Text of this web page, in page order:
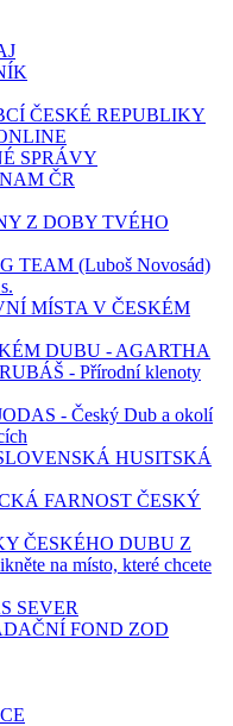
ČESKÉ REPUBLIKY
SPRÁVY
ČR
Z DOBY TVÉHO
TEAM (Luboš Novosád)
MÍSTA V ČESKÉM
DUBU - AGARTHA
- Přírodní klenoty
- Český Dub a okolí
HUSITSKÁ
FARNOST ČESKÝ
ČESKÉHO DUBU Z
na místo, které chcete
SEVER
FOND ZOD